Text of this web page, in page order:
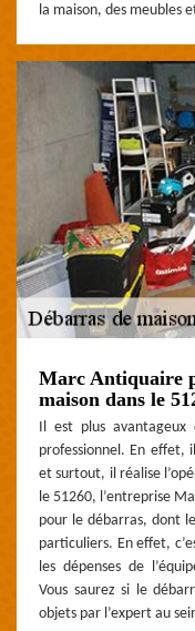
la maison, des meubles
Marc Antiquaire
maison dans le
Il est plus
professionnel. En effet,
et surtout, il réalise
le 51260, l’entreprise
pour le débarras, dont
particuliers. En effet,
les dépenses de
Vous saurez si le
objets par l’expert au